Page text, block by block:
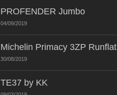
PROFENDER Jumbo
04/09/2019
Michelin Primacy 3ZP Runflat
30/08/2019
TE37 by KK